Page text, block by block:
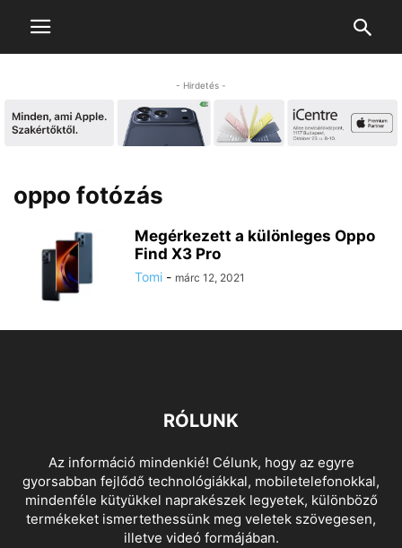
- Hirdetés -
oppo fotózás
Megérkezett a különleges Oppo
Find X3 Pro
Tomi - márc 12, 2021
RÓLUNK
Az információ mindenkié! Célunk, hogy az egyre
gyorsabban fejlődő technológiákkal, mobiletelefonokkal,
mindenféle kütyükkel naprakészek legyetek, különböző
termékeket ismertethessünk meg veletek szövegesen,
illetve videó formájában.